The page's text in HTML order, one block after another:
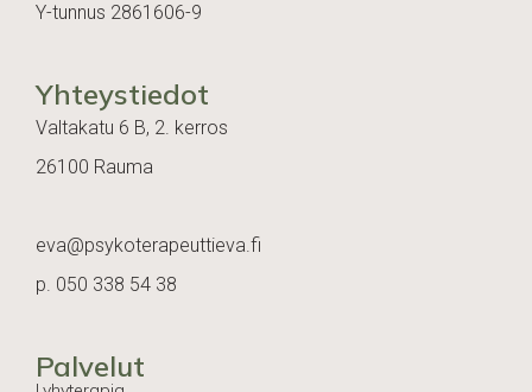
Y-tunnus 2861606-9
Yhteystiedot
Valtakatu 6 B, 2. kerros
26100 Rauma
eva@psykoterapeuttieva.fi
p. 050 338 54 38
Palvelut